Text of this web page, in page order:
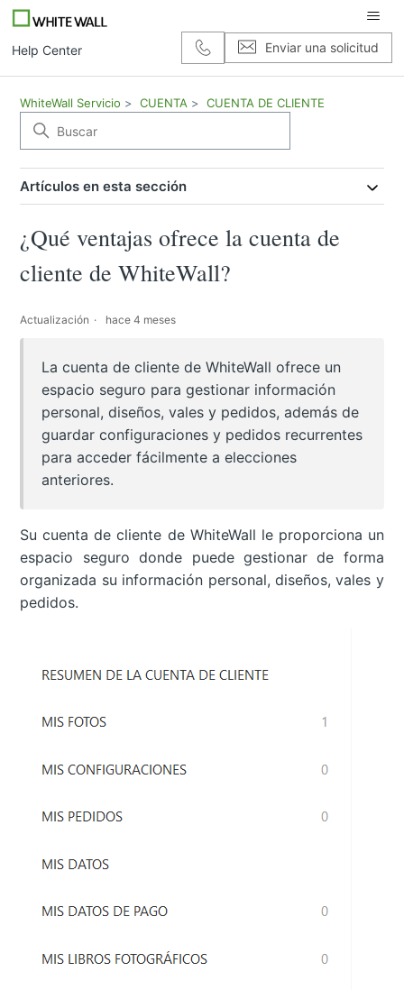
Help Center Enviar una solicitud
WhiteWall Servicio CUENTA CUENTA DE CLIENTE
Artículos en esta sección
¿Qué ventajas ofrece la cuenta de
cliente de WhiteWall?
Actualización hace 4 meses
La cuenta de cliente de WhiteWall ofrece un
espacio seguro para gestionar información
personal, diseños, vales y pedidos, además de
guardar configuraciones y pedidos recurrentes
para acceder fácilmente a elecciones
anteriores.
Su cuenta de cliente de WhiteWall le proporciona un
espacio seguro donde puede gestionar de forma
organizada su información personal, diseños, vales y
pedidos.